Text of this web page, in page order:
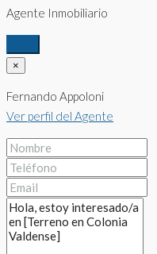
Agente Inmobiliario
×
Fernando Appoloni
Ver perfil del Agente